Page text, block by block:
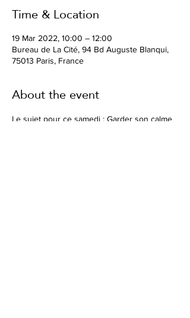
Time & Location
19 Mar 2022, 10:00 – 12:00
Bureau de La Cité, 94 Bd Auguste Blanqui,
75013 Paris, France
About the event
Le sujet pour ce samedi : Garder son calme